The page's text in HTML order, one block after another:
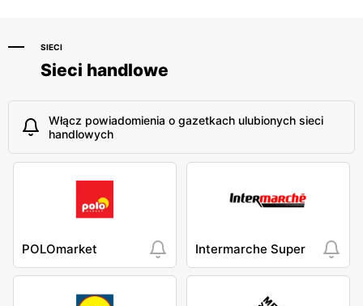
SIECI
Sieci handlowe
Włącz powiadomienia o gazetkach ulubionych sieci
handlowych
POLOmarket Intermarche Super